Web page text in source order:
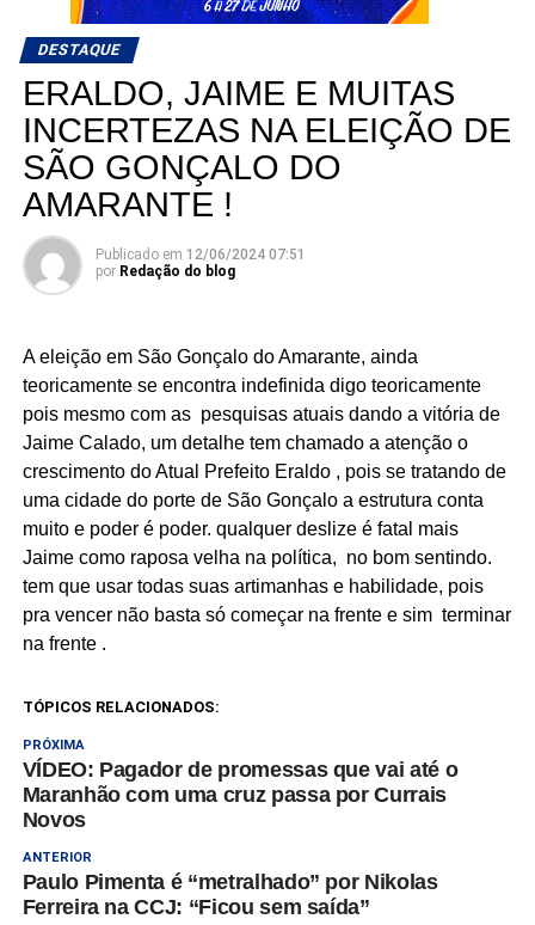
DESTAQUE
ERALDO, JAIME E MUITAS
INCERTEZAS NA ELEIÇÃO DE
SÃO GONÇALO DO
AMARANTE !
Publicado em 12/06/2024 07:51
por Redação do blog
A eleição em São Gonçalo do Amarante, ainda
teoricamente se encontra indefinida digo teoricamente
pois mesmo com as pesquisas atuais dando a vitória de
Jaime Calado, um detalhe tem chamado a atenção o
crescimento do Atual Prefeito Eraldo , pois se tratando de
uma cidade do porte de São Gonçalo a estrutura conta
muito e poder é poder. qualquer deslize é fatal mais
Jaime como raposa velha na política, no bom sentindo.
tem que usar todas suas artimanhas e habilidade, pois
pra vencer não basta só começar na frente e sim terminar
na frente .
TÓPICOS RELACIONADOS:
PRÓXIMA
VÍDEO: Pagador de promessas que vai até o
Maranhão com uma cruz passa por Currais
Novos
ANTERIOR
Paulo Pimenta é “metralhado” por Nikolas
Ferreira na CCJ: “Ficou sem saída”